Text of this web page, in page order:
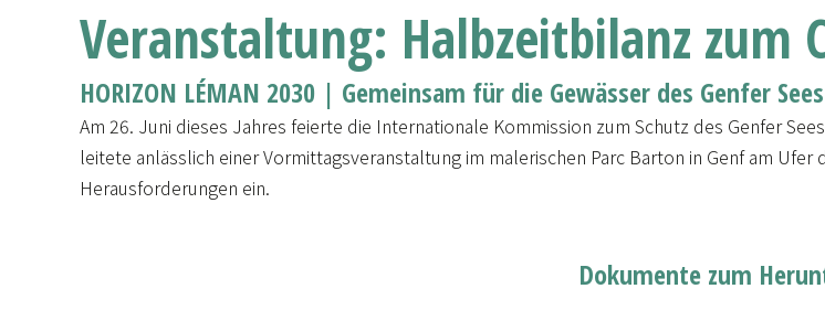
Veranstaltung: Halbzeitbilanz zum
HORIZON LÉMAN 2030 | Gemeinsam für die Gewässer des Genfer
Am 26. Juni dieses Jahres feierte die Internationale Kommission zum Schutz des Genfer
leitete anlässlich einer Vormittagsveranstaltung im malerischen Parc Barton in Genf am
Herausforderungen ein.
Dokumente zum